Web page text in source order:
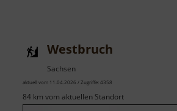
Westbruch
Sachsen
aktuell vom 11.04.2026 / Zugriffe: 4358
84 km vom aktuellen Standort